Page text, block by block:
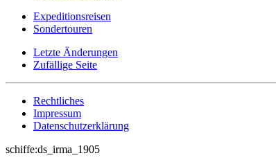
Expeditionsreisen
Sondertouren
Letzte Änderungen
Zufällige Seite
Rechtliches
Impressum
Datenschutzerklärung
schiffe:ds_irma_1905